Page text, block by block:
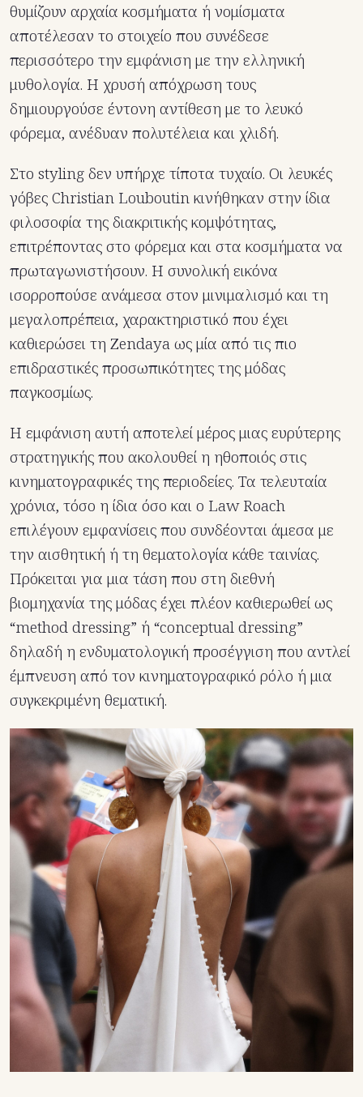
θυμίζουν αρχαία κοσμήματα ή νομίσματα
αποτέλεσαν το στοιχείο που συνέδεσε
περισσότερο την εμφάνιση με την ελληνική
μυθολογία. Η χρυσή απόχρωση τους
δημιουργούσε έντονη αντίθεση με το λευκό
φόρεμα, ανέδυαν πολυτέλεια και χλιδή.
Στο styling δεν υπήρχε τίποτα τυχαίο. Οι λευκές
γόβες Christian Louboutin κινήθηκαν στην ίδια
φιλοσοφία της διακριτικής κομψότητας,
επιτρέποντας στο φόρεμα και στα κοσμήματα να
πρωταγωνιστήσουν. Η συνολική εικόνα
ισορροπούσε ανάμεσα στον μινιμαλισμό και τη
μεγαλοπρέπεια, χαρακτηριστικό που έχει
καθιερώσει τη Zendaya ως μία από τις πιο
επιδραστικές προσωπικότητες της μόδας
παγκοσμίως.
Η εμφάνιση αυτή αποτελεί μέρος μιας ευρύτερης
στρατηγικής που ακολουθεί η ηθοποιός στις
κινηματογραφικές της περιοδείες. Τα τελευταία
χρόνια, τόσο η ίδια όσο και ο Law Roach
επιλέγουν εμφανίσεις που συνδέονται άμεσα με
την αισθητική ή τη θεματολογία κάθε ταινίας.
Πρόκειται για μια τάση που στη διεθνή
βιομηχανία της μόδας έχει πλέον καθιερωθεί ως
“method dressing” ή “conceptual dressing”
δηλαδή η ενδυματολογική προσέγγιση που αντλεί
έμπνευση από τον κινηματογραφικό ρόλο ή μια
συγκεκριμένη θεματική.